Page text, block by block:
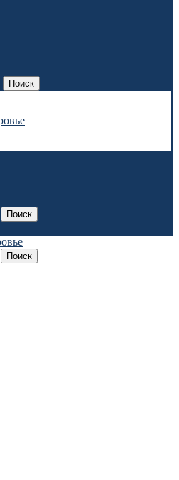
Поиск
Поиск
Поиск